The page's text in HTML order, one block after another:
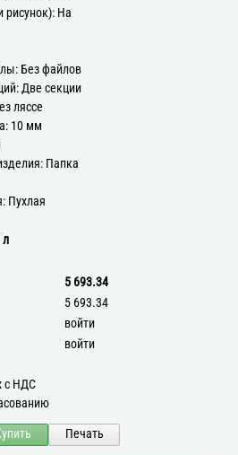
рисунок): На
Без файлов
Две секции
ляссе
10 мм
Папка
Пухлая
л
5 693.34
5 693.34
войти
войти
с НДС
Печать